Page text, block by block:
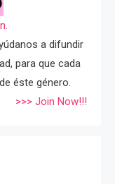
a difundir
para que cada
éste género.
>>> Join Now!!!